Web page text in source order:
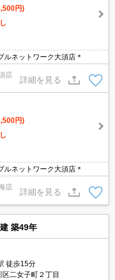
円)
ルネットワーク大須店＊
店
詳細を見る
円)
ルネットワーク大須店＊
店
詳細を見る
築49年
徒歩15分
二女子町２丁目